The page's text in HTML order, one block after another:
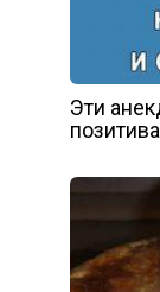
Эти